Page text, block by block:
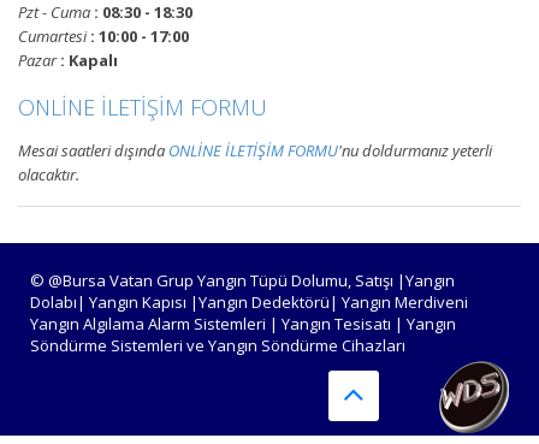
yangın alarm kontrol paneli
projelendirme, montaj ve
Bursa Yangın Algılama ve İhbar
Alarm Sistemleri
Bursa adresli ve konvansiyonel
yangın alarm sistemleri
Pzt - Cuma : 08:30 - 18:30
Cumartesi: 10:00 - 17:00
Pazar: Kapalı
ONLİNE İLETİŞİM FORMU
Mesai saatleri dışında ONLİNE İLETİŞİM FORMU'nu doldurmanız yeterli
olacaktır.
© @Bursa Vatan Grup Yangın Tüpü Dolumu, Satışı |Yangın
Dolabı| Yangın Kapısı |Yangın Dedektörü| Yangın Merdiveni
Yangın Algılama Alarm Sistemleri | Yangın Tesisatı | Yangın
Söndürme Sistemleri ve Yangın Söndürme Cihazları